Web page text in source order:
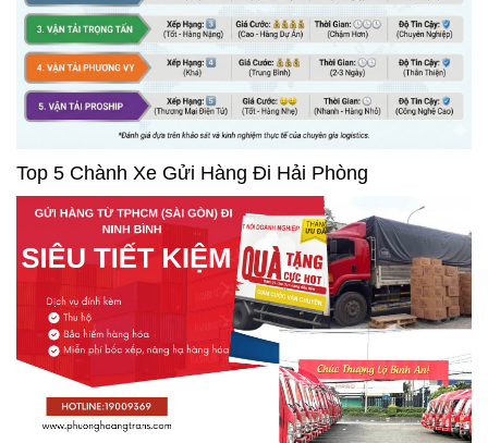
Top 5 Chành Xe Gửi Hàng Đi Hải Phòng